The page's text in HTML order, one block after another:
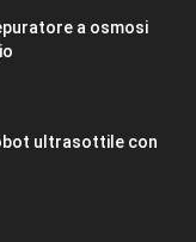
a osmosi
ultrasottile con